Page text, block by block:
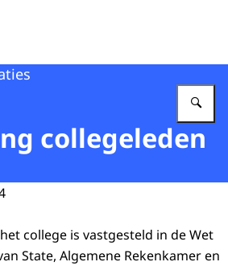
Algemene Rekenkamer
collegeleden
college is vastgesteld in de Wet
State, Algemene Rekenkamer en